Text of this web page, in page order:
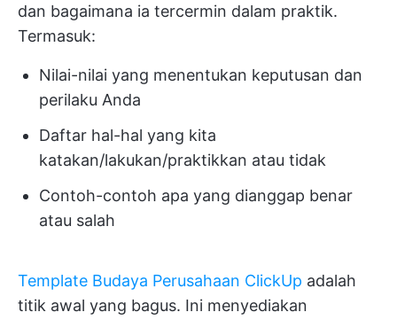
dan bagaimana ia tercermin dalam praktik.
Termasuk:
Nilai-nilai yang menentukan keputusan dan
perilaku Anda
Daftar hal-hal yang kita
katakan/lakukan/praktikkan atau tidak
Contoh-contoh apa yang dianggap benar
atau salah
Template Budaya Perusahaan ClickUp adalah
titik awal yang bagus. Ini menyediakan